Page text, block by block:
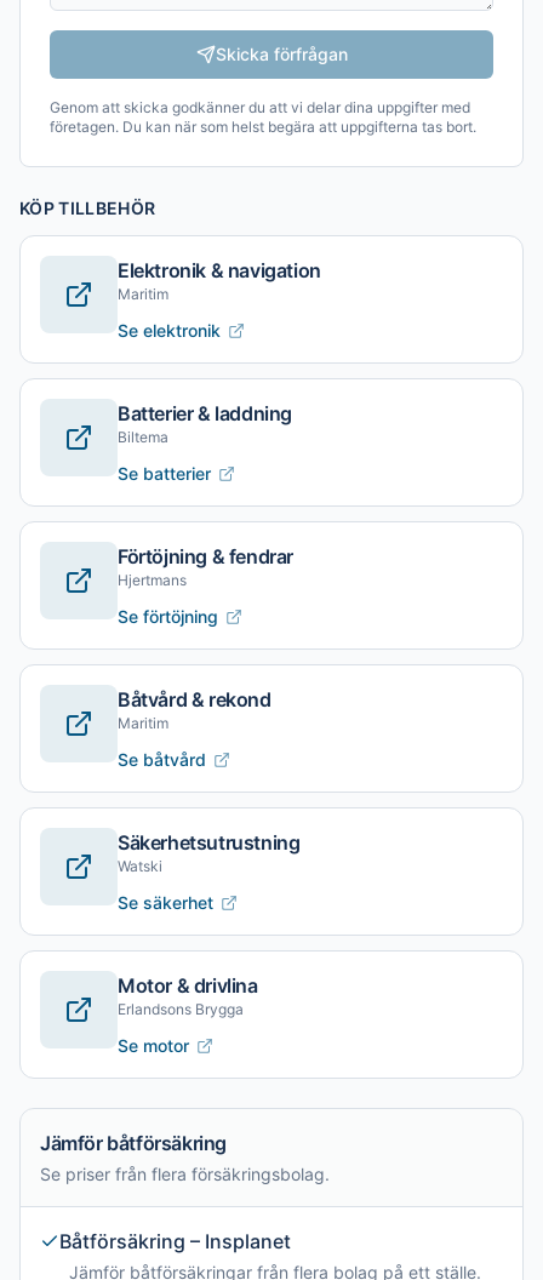
Skicka förfrågan
Genom att skicka godkänner du att vi delar dina uppgifter med
företagen. Du kan när som helst begära att uppgifterna tas bort.
KÖP TILLBEHÖR
Elektronik & navigation
Maritim
Se elektronik
Batterier & laddning
Biltema
Se batterier
Förtöjning & fendrar
Hjertmans
Se förtöjning
Båtvård & rekond
Maritim
Se båtvård
Säkerhetsutrustning
Watski
Se säkerhet
Motor & drivlina
Erlandsons Brygga
Se motor
Jämför båtförsäkring
Se priser från flera försäkringsbolag.
Båtförsäkring – Insplanet
Jämför båtförsäkringar från flera bolag på ett ställe.